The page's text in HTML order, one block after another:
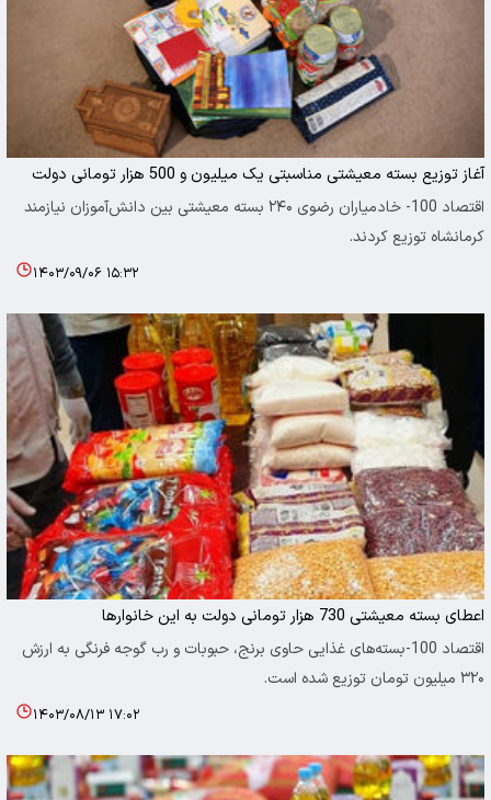
آغاز توزیع بسته معیشتی مناسبتی یک میلیون و 500 هزار تومانی دولت
اقتصاد 100- خادمیاران رضوی ۲۴۰ بسته معیشتی بین دانش‌آموزان نیازمند
کرمانشاه توزیع کردند.
۱۴۰۳/۰۹/۰۶ ۱۵:۳۲
اعطای بسته معیشتی 730 هزار تومانی دولت به این خانوارها
اقتصاد 100-بسته‌های غذایی حاوی برنج، حبوبات و رب گوجه فرنگی به ارزش
۳۲۰ میلیون تومان توزیع شده است.
۱۴۰۳/۰۸/۱۳ ۱۷:۰۲